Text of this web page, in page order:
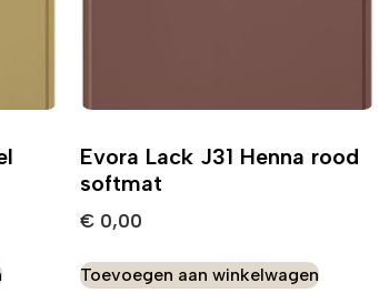
Evora Lack J31 Henna rood
softmat
€ 0,00
Toevoegen aan winkelwagen